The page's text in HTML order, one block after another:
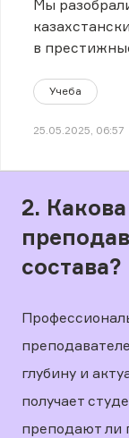
Мы
в
Учеба
25.05.2025, 06:57
2.
состава?
глубину и
получает
преподают ли